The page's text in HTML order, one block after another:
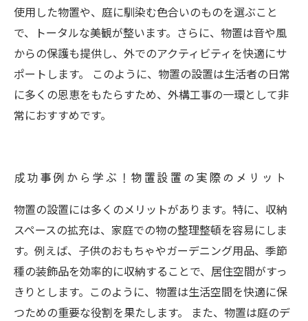
使用した物置や、庭に馴染む色合いのものを選ぶこと
で、トータルな美観が整います。さらに、物置は音や風
からの保護も提供し、外でのアクティビティを快適にサ
ポートします。 このように、物置の設置は生活者の日常
に多くの恩恵をもたらすため、外構工事の一環として非
常におすすめです。
成功事例から学ぶ！物置設置の実際のメリット
物置の設置には多くのメリットがあります。特に、収納
スペースの拡充は、家庭での物の整理整頓を容易にしま
す。例えば、子供のおもちゃやガーデニング用品、季節
種の装飾品を効率的に収納することで、居住空間がすっ
きりとします。このように、物置は生活空間を快適に保
つための重要な役割を果たします。 また、物置は庭のデ